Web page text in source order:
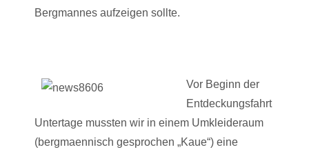
Bergmannes aufzeigen sollte.
Vor Beginn der
Entdeckungsfahrt
Untertage mussten wir in einem Umkleideraum
(bergmaennisch gesprochen „Kaue“) eine